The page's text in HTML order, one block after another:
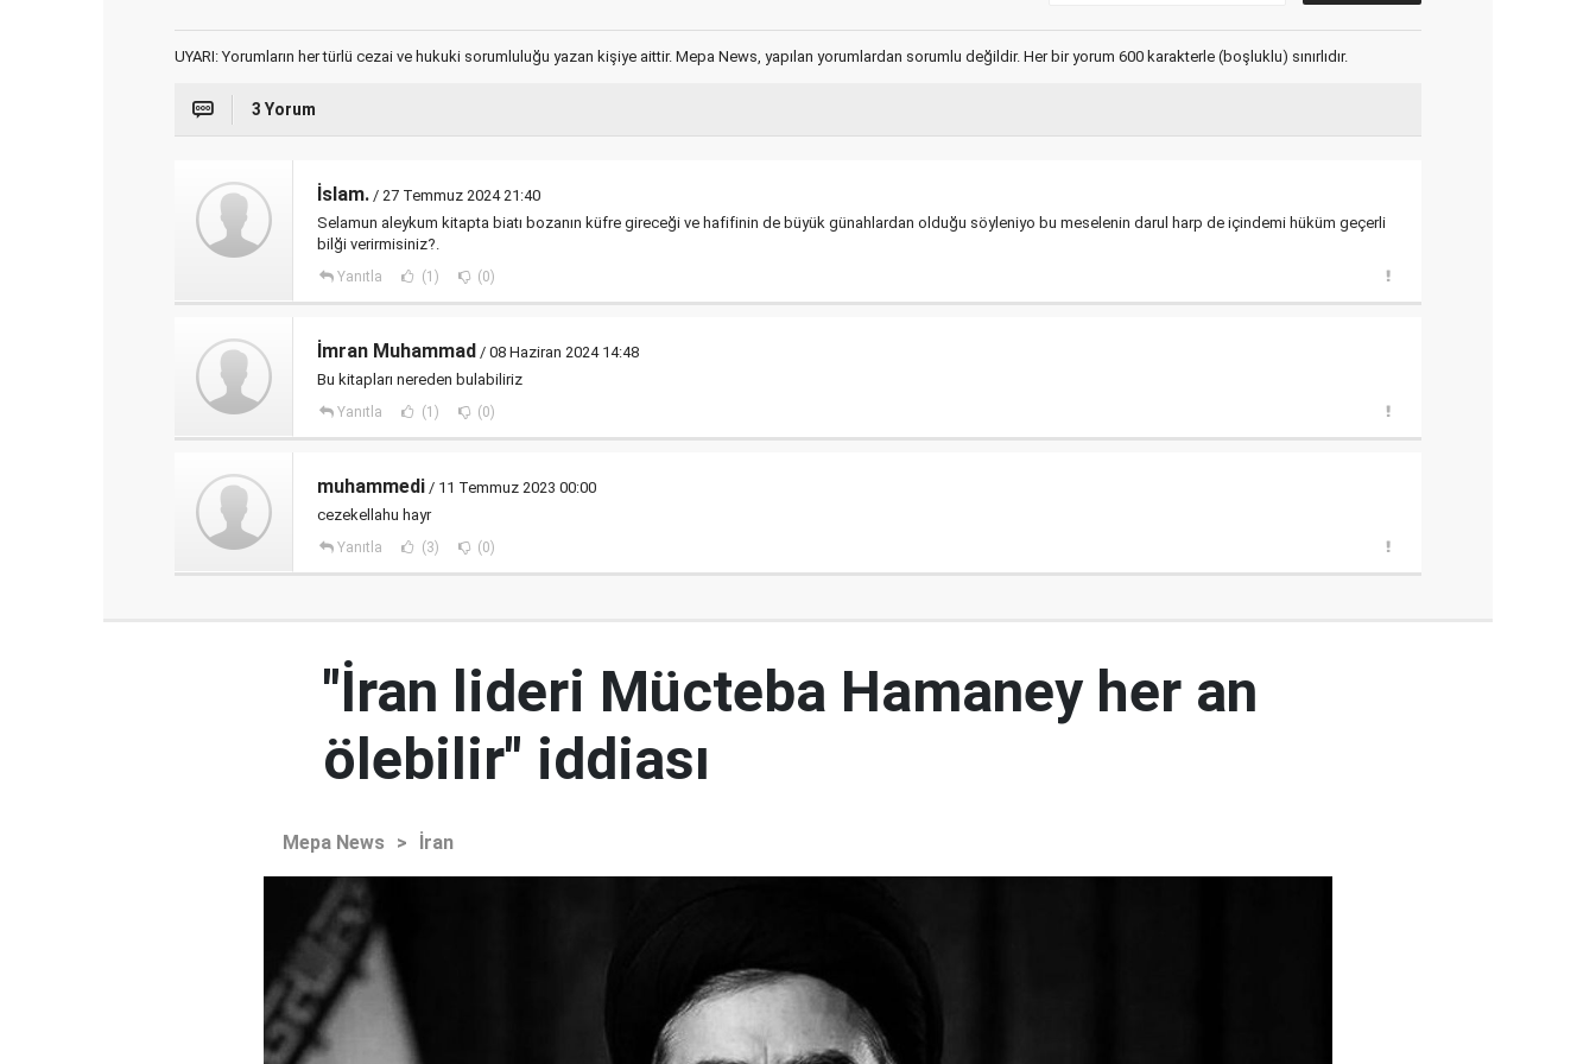
UYARI: Yorumların her türlü cezai ve hukuki sorumluluğu yazan kişiye aittir. Mepa News, yapılan yorumlardan sorumlu değildir. Her bir yorum 600 karakterle (boşluklu) sınırlıdır.
3 Yorum
İslam. / 27 Temmuz 2024 21:40
Selamun aleykum kitapta biatı bozanın küfre gireceği ve hafifinin de büyük günahlardan olduğu söyleniyo bu meselenin darul harp de içindemi hüküm geçerli
bilği verirmisiniz?.
Yanıtla (1) (0)
İmran Muhammad / 08 Haziran 2024 14:48
Bu kitapları nereden bulabiliriz
Yanıtla (1) (0)
muhammedi / 11 Temmuz 2023 00:00
cezekellahu hayr
Yanıtla (3) (0)
"İran lideri Mücteba Hamaney her an
ölebilir" iddiası
Mepa News > İran